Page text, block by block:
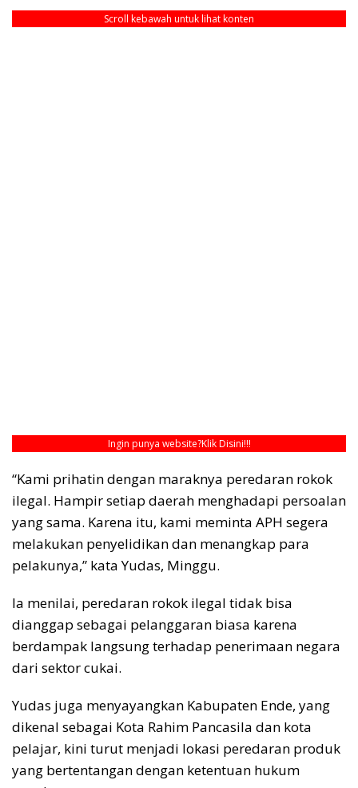
Scroll kebawah untuk lihat konten
Ingin punya website?Klik Disini!!!
“Kami prihatin dengan maraknya peredaran rokok
ilegal. Hampir setiap daerah menghadapi persoalan
yang sama. Karena itu, kami meminta APH segera
melakukan penyelidikan dan menangkap para
pelakunya,” kata Yudas, Minggu.
Ia menilai, peredaran rokok ilegal tidak bisa
dianggap sebagai pelanggaran biasa karena
berdampak langsung terhadap penerimaan negara
dari sektor cukai.
Yudas juga menyayangkan Kabupaten Ende, yang
dikenal sebagai Kota Rahim Pancasila dan kota
pelajar, kini turut menjadi lokasi peredaran produk
yang bertentangan dengan ketentuan hukum